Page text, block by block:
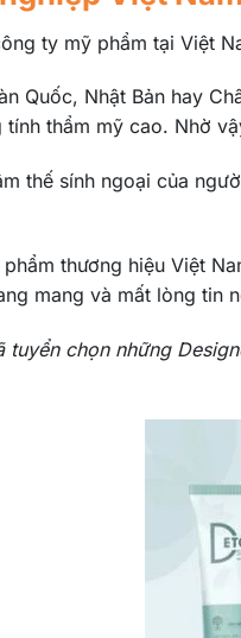
ty mỹ phẩm tại Việt
Quốc, Nhật Bản hay
thẩm mỹ cao. Nhờ
thế sính ngoại của
thương hiệu Việt
mang và mất lòng tin
tuyển chọn những